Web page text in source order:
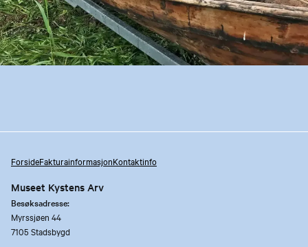
ForsideFakturainformasjonKontaktinfo
Museet Kystens Arv
Besøksadresse:
Myrssjøen 44
7105 Stadsbygd